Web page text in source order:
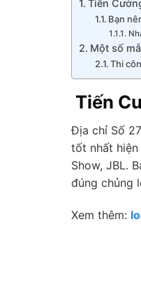
Tiến
Bạn
Một số
Thi
Tiến
Địa chỉ Số
tốt nhất hiện
Show, JBL.
đúng chủng
Xem thêm: